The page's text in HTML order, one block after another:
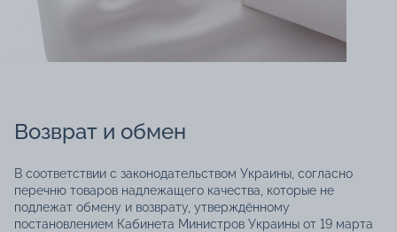
Возврат и обмен
В соответствии с законодательством Украины, согласно
перечню товаров надлежащего качества, которые не
подлежат обмену и возврату, утверждённому
постановлением Кабинета Министров Украины от 19 марта